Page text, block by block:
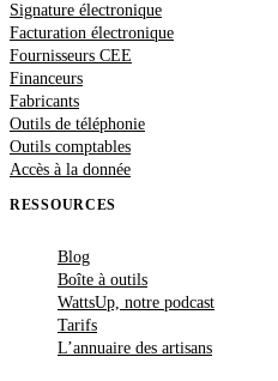
Signature électronique
Facturation électronique
Fournisseurs CEE
Financeurs
Fabricants
Outils de téléphonie
Outils comptables
Accès à la donnée
RESSOURCES
Blog
Boîte à outils
WattsUp, notre podcast
Tarifs
L’annuaire des artisans